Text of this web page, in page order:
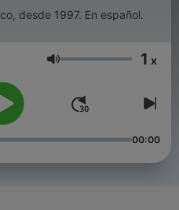
desde 1997. En español.
Volumen 1 x
00:00